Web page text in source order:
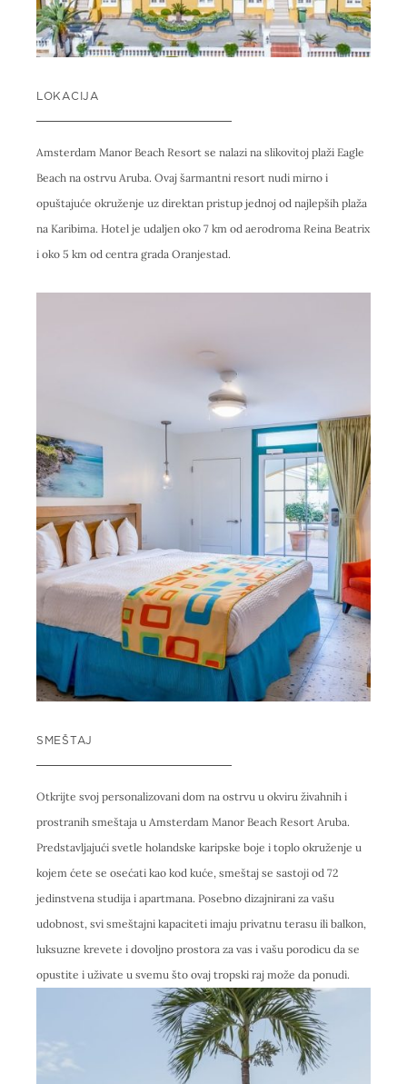
LOKACIJA
Amsterdam Manor Beach Resort se nalazi na slikovitoj plaži Eagle
Beach na ostrvu Aruba. Ovaj šarmantni resort nudi mirno i
opuštajuće okruženje uz direktan pristup jednoj od najlepših plaža
na Karibima. Hotel je udaljen oko 7 km od aerodroma Reina Beatrix
i oko 5 km od centra grada Oranjestad.
SMEŠTAJ
Otkrijte svoj personalizovani dom na ostrvu u okviru živahnih i
prostranih smeštaja u Amsterdam Manor Beach Resort Aruba.
Predstavljajući svetle holandske karipske boje i toplo okruženje u
kojem ćete se osećati kao kod kuće, smeštaj se sastoji od 72
jedinstvena studija i apartmana. Posebno dizajnirani za vašu
udobnost, svi smeštajni kapaciteti imaju privatnu terasu ili balkon,
luksuzne krevete i dovoljno prostora za vas i vašu porodicu da se
opustite i uživate u svemu što ovaj tropski raj može da ponudi.